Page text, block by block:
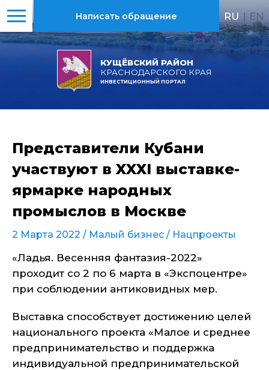
КУЩЁВСКИЙ РАЙОН
КРАСНОДАРСКОГО КРАЯ
ИНВЕСТИЦИОННЫЙ ПОРТАЛ
Написать обращение RU | EN
Представители Кубани
участвуют в XXXI выставке-
ярмарке народных
промыслов в Москве
2 Марта 2022 / Малый бизнес / Нацпроекты
«Ладья. Весенняя фантазия-2022»
проходит со 2 по 6 марта в «Экспоцентре»
при соблюдении антиковидных мер.
Выставка способствует достижению целей
национального проекта «Малое и среднее
предпринимательство и поддержка
индивидуальной предпринимательской